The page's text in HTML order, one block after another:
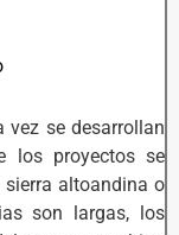
vez se desarrollan
los proyectos se
altoandina o
son largas, los